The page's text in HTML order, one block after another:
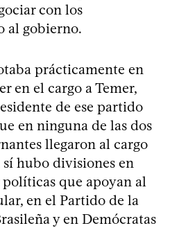
con los
al gobierno.
prácticamente en
en el cargo a Temer,
de ese partido
en ninguna de las dos
llegaron al cargo
hubo divisiones en
que apoyan al
en el Partido de la
y en Demócratas